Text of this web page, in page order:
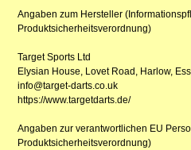
Angaben zum Hersteller
Produktsicherheitsverordnung)
Target Sports Ltd
Elysian House, Lovet Road, Harlow,
info@target-darts.co.uk
https://www.targetdarts.de/
Angaben zur verantwortlichen EU
Produktsicherheitsverordnung)